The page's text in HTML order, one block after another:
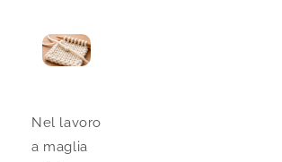
Nel lavoro
a maglia